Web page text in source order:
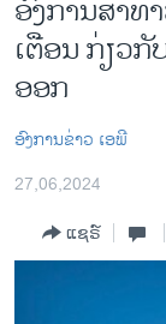
ຂ້າມ
ຂ້າມ
ໄປ
ຫາ
ຊອກ
ອາເມຣິກາ
ການເລືອກຕັ້ງ ປະທ
ອິດສະຫຼະພາບດ້ານ
ອົງ​ການ​ສາ​ທ
ເຕືອນ ກ່ຽວ​
ອອກ
​ອົງ​ການ​ຂ່າວ ເອ​ພີ
27,06,2024
ແຊຣ໌